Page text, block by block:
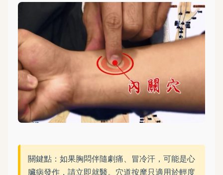
關鍵點：如果胸悶伴隨劇痛、冒冷汗，可能是心
臟病發作，請立即就醫。穴道按摩只適用於輕度